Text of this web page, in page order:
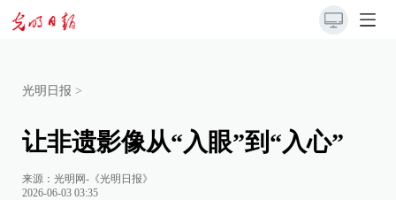
光明日报 >
让非遗影像从“入眼”到“入心”
来源： 光明网-《光明日报》
2026-06-03 03:35